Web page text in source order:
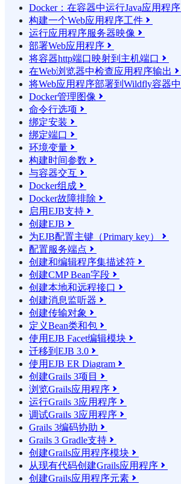
Docker：在容器中运行Java应用程序
构建一个Web应用程序工件 
运行应用程序服务器映像 
部署Web应用程序 
将容器http端口映射到主机端口 
在Web浏览器中检查应用程序输出 
将Web应用程序部署到Wildfly容器中
Docker管理图像 
命令行选项 
绑定安装 
绑定端口 
环境变量 
构建时间参数 
与容器交互 
Docker组成 
Docker故障排除 
启用EJB支持 
创建EJB 
为EJB配置主键（Primary key） 
配置服务端点 
创建和编辑程序集描述符 
创建CMP Bean字段 
创建本地和远程接口 
创建消息监听器 
创建传输对象 
定义Bean类和包 
使用EJB Facet编辑模块 
迁移到EJB 3.0 
使用EJB ER Diagram 
创建Grails 3项目 
浏览Grails应用程序 
运行Grails 3应用程序 
调试Grails 3应用程序 
Grails 3编码协助 
Grails 3 Gradle支持 
创建Grails应用程序模块 
从现有代码创建Grails应用程序 
创建Grails应用程序元素 